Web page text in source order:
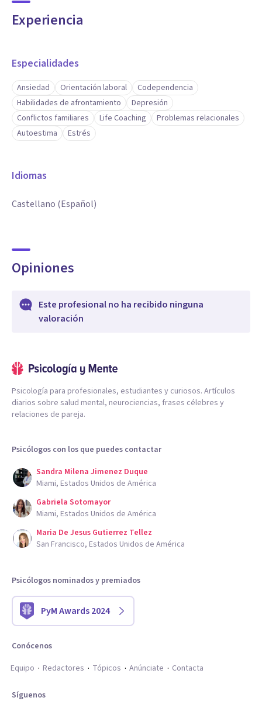
Experiencia
Especialidades
Ansiedad Orientación laboral
Codependencia
Habilidades de afrontamiento
Depresión
Conflictos familiares
Life Coaching
Problemas relacionales
Autoestima
Estrés
Idiomas
Castellano (Español)
Opiniones
Este profesional no ha recibido ninguna
valoración
Psicología para profesionales, estudiantes y curiosos. Artículos
diarios sobre salud mental, neurociencias, frases célebres y
relaciones de pareja.
Psicólogos con los que puedes contactar
Sandra Milena Jimenez Duque
Miami, Estados Unidos de América
Gabriela Sotomayor
Miami, Estados Unidos de América
Maria De Jesus Gutierrez Tellez
San Francisco, Estados Unidos de América
Psicólogos nominados y premiados
PyM Awards 2024
Conócenos
Equipo
Redactores Tópicos Anúnciate Contacta
Síguenos